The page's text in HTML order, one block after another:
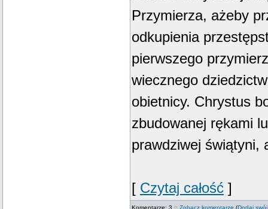
Przymierza, ażeby
odkupienia
pierwszego
wiecznego
obietnicy. Chrystus
zbudowanej rękami
prawdziwej świątyni,
[ Czytaj całość ]
Komentarze: 3 :: Zobacz komentarze (Dodaj